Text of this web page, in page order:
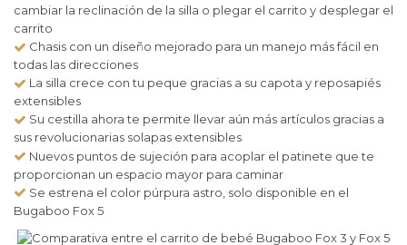
cambiar la reclinación de la silla o plegar el carrito y desplegar el
carrito
Chasis con un diseño mejorado para un manejo más fácil en
todas las direcciones
La silla crece con tu peque gracias a su capota y reposapiés
extensibles
Su cestilla ahora te permite llevar aún más artículos gracias a
sus revolucionarias solapas extensibles
Nuevos puntos de sujeción para acoplar el patinete que te
proporcionan un espacio mayor para caminar
Se estrena el color púrpura astro, solo disponible en el
Bugaboo Fox 5